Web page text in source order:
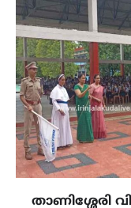
താണിശ്ശേരി